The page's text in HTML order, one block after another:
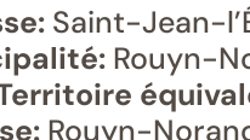
Saint-Jean-
Rouyn-
Rouyn-